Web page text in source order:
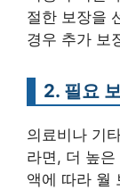
절한 보장을
경우 추가 보
2. 필요
의료비나 기
라면, 더 높
액에 따라 월